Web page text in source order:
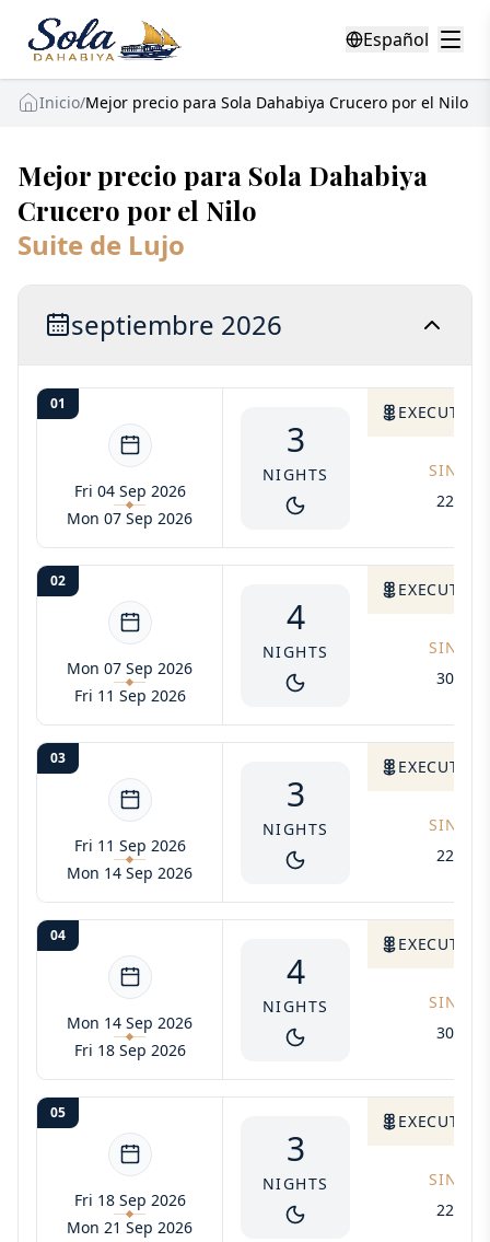
Español
Inicio/Mejor precio para Sola Dahabiya Crucero por el Nilo
Mejor precio para Sola Dahabiya
Crucero por el Nilo
Suite de Lujo
septiembre 2026
01
Fri 04 Sep 2026
Mon 07 Sep 2026
3
NIGHTS
SINGLE
2295$
02
Mon 07 Sep 2026
Fri 11 Sep 2026
4
NIGHTS
SINGLE
3060$
03
Fri 11 Sep 2026
Mon 14 Sep 2026
3
NIGHTS
SINGLE
2295$
04
Mon 14 Sep 2026
Fri 18 Sep 2026
4
NIGHTS
SINGLE
3060$
05
Fri 18 Sep 2026
Mon 21 Sep 2026
3
NIGHTS
SINGLE
2295$